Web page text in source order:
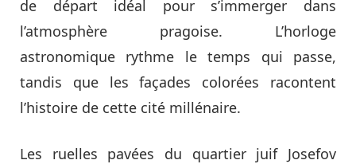
de départ idéal pour s’immerger dans
l’atmosphère pragoise. L’horloge
astronomique rythme le temps qui passe,
tandis que les façades colorées racontent
l’histoire de cette cité millénaire.
Les ruelles pavées du quartier juif Josefov